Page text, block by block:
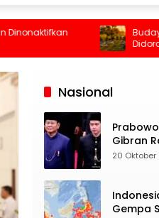
Budaya Membaca di Kolaka Utara
Didorong Lewat Lapak Baca dan
Nasional
Gibran
Resmi
20 Oktober
Gempa